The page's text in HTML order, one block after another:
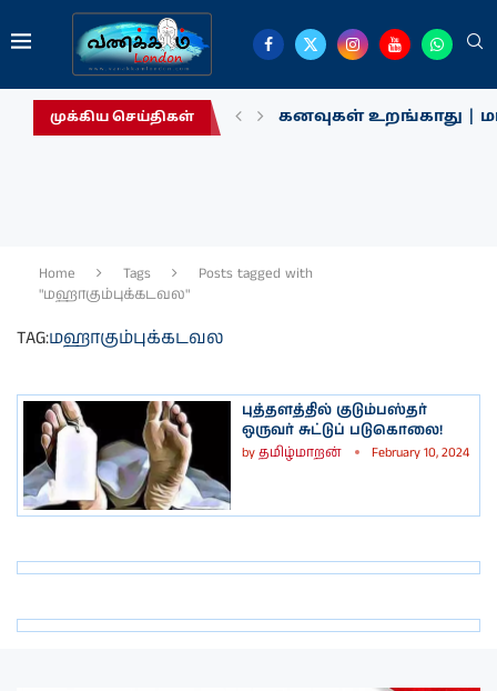
முக்கிய செய்திகள் கனவுகள் உறங்காது |
Home Tags
Posts tagged with
"மஹாகும்புக்கடவல"
TAG:மஹாகும்புக்கடவல
புத்தளத்தில் குடும்பஸ்தர்
ஒருவர் சுட்டுப் படுகொலை!
byதமிழ்மாறன் February 10, 2024